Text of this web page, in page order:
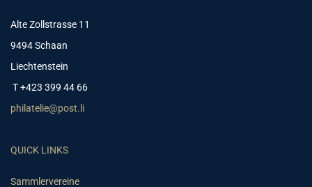
Alte Zollstrasse 11
9494 Schaan
Liechtenstein
T +423 399 44 66
philatelie@post.li
QUICK LINKS
Sammlervereine